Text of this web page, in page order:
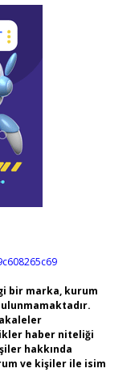
bir marka, kurum
haber niteliği
hakkında
ve kişiler ile isim